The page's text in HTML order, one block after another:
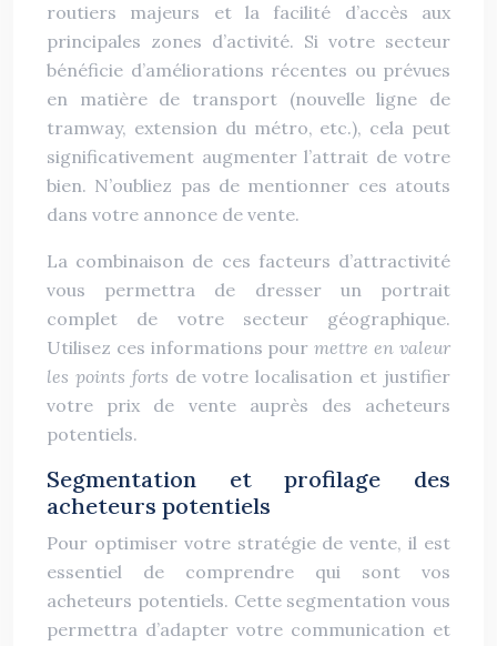
routiers majeurs et la facilité d’accès aux
principales zones d’activité. Si votre secteur
bénéficie d’améliorations récentes ou prévues
en matière de transport (nouvelle ligne de
tramway, extension du métro, etc.), cela peut
significativement augmenter l’attrait de votre
bien. N’oubliez pas de mentionner ces atouts
dans votre annonce de vente.
La combinaison de ces facteurs d’attractivité
vous permettra de dresser un portrait
complet de votre secteur géographique.
Utilisez ces informations pourmettre en valeur
les points forts de votre localisation et justifier
votre prix de vente auprès des acheteurs
potentiels.
Segmentation et profilage des
acheteurs potentiels
Pour optimiser votre stratégie de vente, il est
essentiel de comprendre qui sont vos
acheteurs potentiels. Cette segmentation vous
permettra d’adapter votre communication et